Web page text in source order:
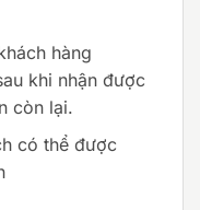
hàng
khi nhận được
còn lại.
có thể được